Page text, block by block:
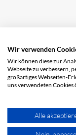
Wir verwenden
Wir können diese zur
Webseite zu verbessern,
großartiges Webseiten-
uns verwendeten Cookies
Alle